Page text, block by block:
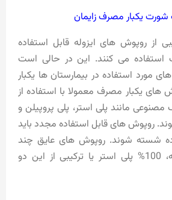
یکبار مصرف زایمان
از روپوش های ایزوله قابل استفاده
استفاده می کنند. این در حالی است
های مورد استفاده در بیمارستان ها یکبار
یکبار مصرف معمولا با استفاده از
مصنوعی مانند پلی استر، پلی پروپیلن و
روپوش های قابل استفاده مجدد باید
شسته شوند. روپوش های عایق چند
منظوره از 100% پنبه، 100% پلی استر یا ترکیبی از این دو